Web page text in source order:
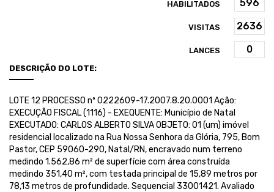
HABILITADOS
VISITAS
LANCES
DESCRIÇÃO DO LOTE:
LOTE 12 PROCESSO nº 0222609-17.2007.8.20.0001 Ação:
EXECUÇÃO FISCAL (1116) - EXEQUENTE: Município de Natal
EXECUTADO: CARLOS ALBERTO SILVA OBJETO: 01 (um) imóvel
residencial localizado na Rua Nossa Senhora da Glória, 795, Bom
Pastor, CEP 59060-290, Natal/RN, encravado num terreno
medindo 1.562,86 m² de superfície com área construída
medindo 351,40 m², com testada principal de 15,89 metros por
78,13 metros de profundidade. Sequencial 33001421. Avaliado